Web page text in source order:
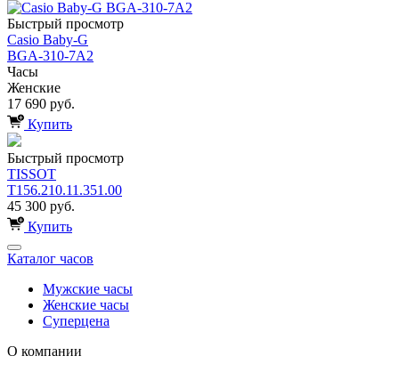
Быстрый просмотр
Casio Baby-G
BGA-310-7A2
Часы
Женские
17 690 руб.
Купить
Быстрый просмотр
TISSOT
T156.210.11.351.00
45 300 руб.
Купить
Каталог часов
Мужские часы
Женские часы
Суперцена
О компании